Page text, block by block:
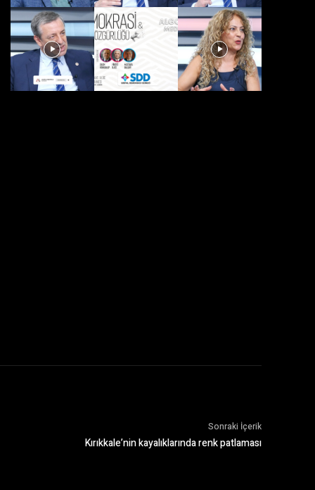
Sonraki İçerik
Kırıkkale’nin kayalıklarında renk patlaması